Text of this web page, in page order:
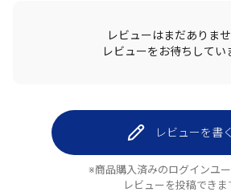
レビューはまだありませ
レビューをお待ちしてい
レビューを書く
※商品購入済みのログインユ
レビューを投稿できま